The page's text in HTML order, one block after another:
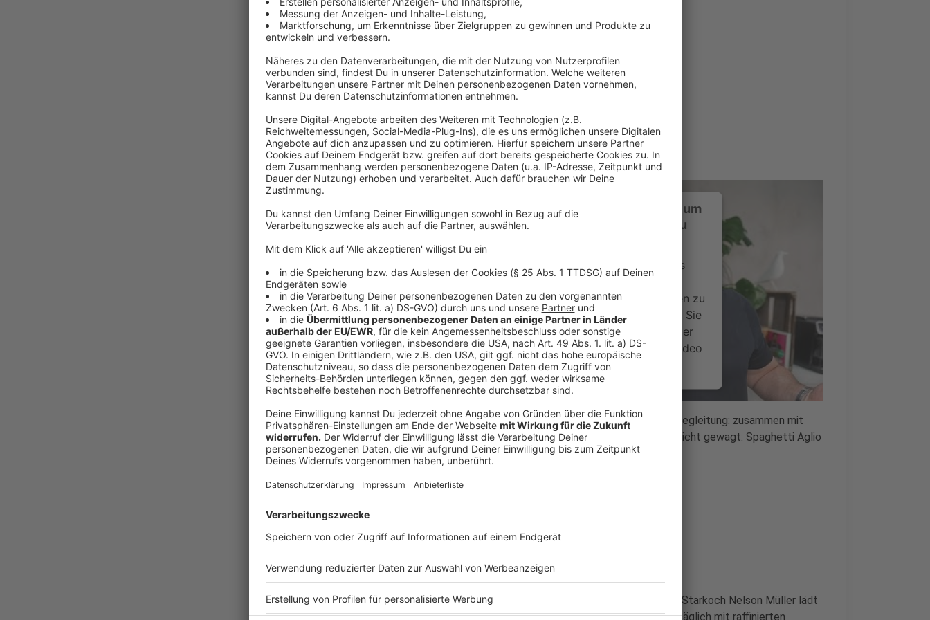
Pfeffer frisch gemahlen
2 Peperoni
5 Esslöffel Petersilie
Anzeige
Und so bereitet ihr das Essen zu:
Anzeige
Wir benötigen Ihre Zustimmung, um
den YouTube Video-Service zu
Wir verwenden einen Service eines
Drittanbieters, um Videoinhalte
einzubetten. Dieser Service kann Daten zu
Ihren Aktivitäten sammeln. Bitte lesen Sie
die Details durch und stimmen Sie der
Nutzung des Service zu, um dieses Video
anzusehen.
Mehr Informationen
Akzeptieren
powered byUsercentrics Consent Management
Die neue Videofolge mit Nelson Müller - diesmal wieder mit Starbegleitung: zusammen mit
Comedian Özcan Cosar hat Nelson sich an eins seiner Lieblingsgericht gewagt: Spaghetti Aglio
e Oglio.
Anzeige
Das ist der Kitchen Club by Nelson Müller:
Anzeige
Bei euch läuft das Radio in der Küche, bei uns die Küche im Radio. Starkoch Nelson Müller lädt
uns exklusiv in seinen Kitchen Club ein. Ab sofort versorgt er uns täglich mit raffinierten